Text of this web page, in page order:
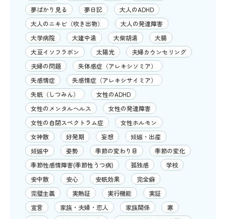
夢ばかり見る
夢日記
大人のADHD
大人のニキビ（吹き出物）
大人の発達障害
大学病院
大建中湯 大柴胡湯
大腸
大豆イソフラボン
太陽光
夫婦カウンセリング
夫婦の問題
失体感症（アレキシソミア）
失感情症
失感情症（アレキシサイミア）
失眠（しつみん）
女性のADHD
女性のメンタルヘルス
女性の発達障害
女性の自閉スペクトラム症
女性ホルモン
女神散
好発期 妄想
妊娠・出産
妊娠中
姿勢 季節の変わり目
季節の変化
季節性感情障害(季節性うつ病)
孤独感
学校
安中散
安心 安眠効果
完全癖
完璧主義
実熱証 実行機能
実証
宣言
家族・夫婦・恋人 家族関係
寒